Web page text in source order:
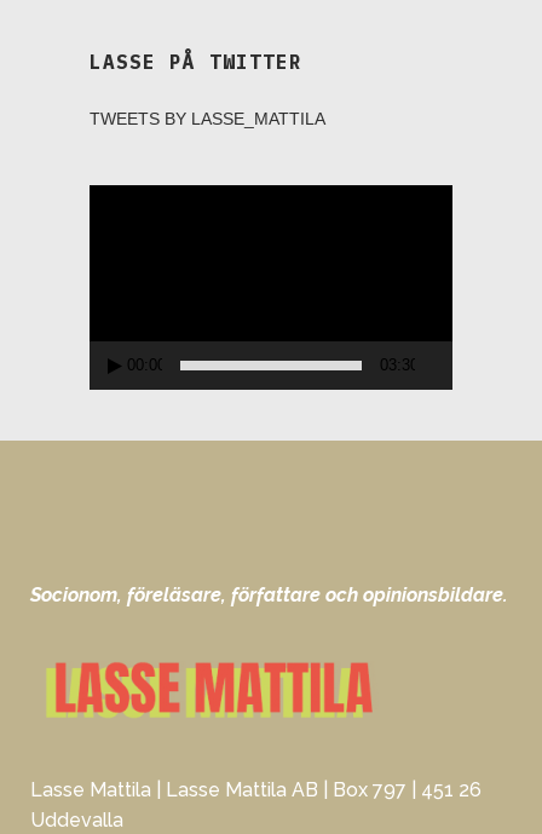
LASSE PÅ TWITTER
TWEETS BY LASSE_MATTILA
00:00 03:30
Socionom, föreläsare, författare och opinionsbildare.
Lasse Mattila | Lasse Mattila AB | Box 797 | 451 26
Uddevalla